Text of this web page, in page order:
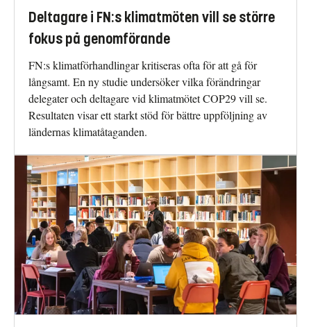
Deltagare i FN:s klimatmöten vill se större
fokus på genomförande
FN:s klimatförhandlingar kritiseras ofta för att gå för
långsamt. En ny studie undersöker vilka förändringar
delegater och deltagare vid klimatmötet COP29 vill se.
Resultaten visar ett starkt stöd för bättre uppföljning av
ländernas klimatåtaganden.